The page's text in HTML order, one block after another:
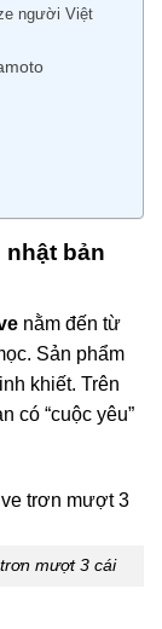
người Việt
nhật bản
nằm đến từ
Sản phẩm
khiết. Trên
có “cuộc yêu”
mượt 3 cái